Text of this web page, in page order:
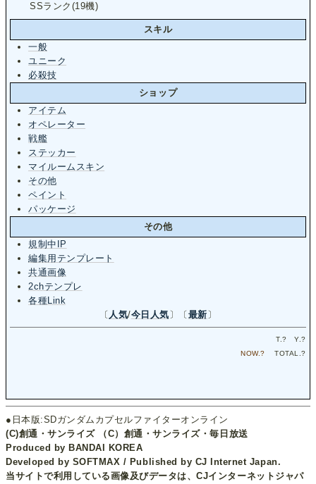
SSランク(19機)
スキル
一般
ユニーク
必殺技
ショップ
アイテム
オペレーター
戦艦
ステッカー
マイルームスキン
その他
ペイント
パッケージ
その他
規制中IP
編集用テンプレート
共通画像
2chテンプレ
各種Link
〔 人気/今日人気 〕〔 最新 〕
T.? Y.?
NOW.? TOTAL.?
●日本版:SDガンダムカプセルファイターオンライン
(C)創通・サンライズ （C）創通・サンライズ・毎日放送
Produced by BANDAI KOREA
Developed by SOFTMAX / Published by CJ Internet Japan.
当サイトで利用している画像及びデータは、CJインターネットジャパ